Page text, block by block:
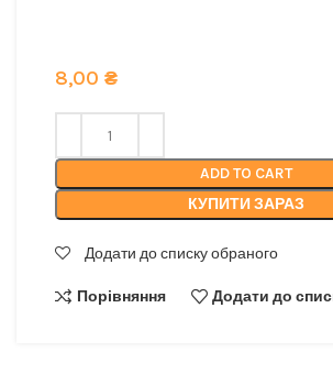
8,00 ₴
ADD TO CART
КУПИТИ ЗАРАЗ
Додати до списку обраного
Порівняння Додати до